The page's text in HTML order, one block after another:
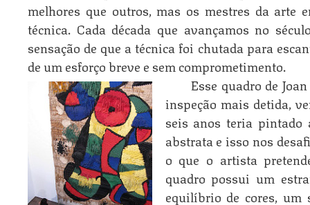
melhores que outros, mas os mestres da arte
técnica. Cada década que avançamos no
sensação de que a técnica foi chutada para
de um esforço breve e sem comprometimento.
Esse quadro de
inspeção mais detida,
seis anos teria pintado
abstrata e isso nos
o que o artista
quadro possui um
equilíbrio de cores, um